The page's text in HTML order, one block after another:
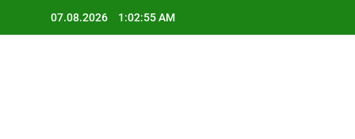
07.08.2026 1:02:56 AM